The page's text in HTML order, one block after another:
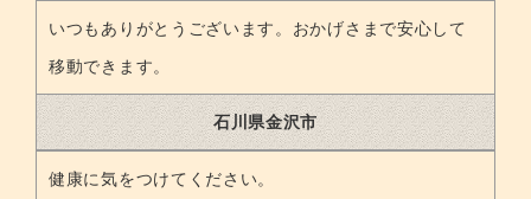
いつもありがとうございます。おかげさまで安心して
移動できます。
石川県金沢市
健康に気をつけてください。